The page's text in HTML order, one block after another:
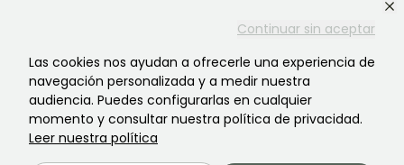
Continuar sin aceptar
Las cookies nos ayudan a ofrecerle una experiencia de
navegación personalizada y a medir nuestra
audiencia. Puedes configurarlas en cualquier
momento y consultar nuestra política de privacidad.
Leer nuestra política
Promessedefleurs.ch